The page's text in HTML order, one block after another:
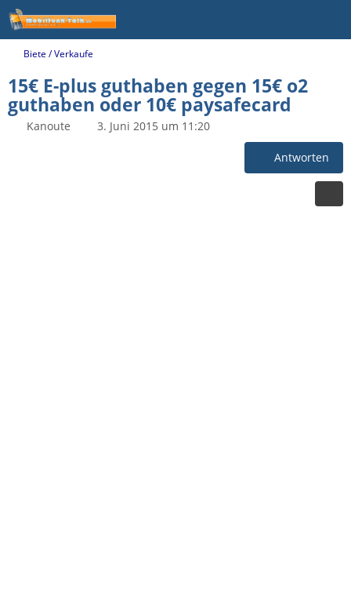
Biete / Verkaufe
15€ E-plus guthaben gegen 15€ o2
guthaben oder 10€ paysafecard
Kanoute 3. Juni 2015 um 11:20
Antworten